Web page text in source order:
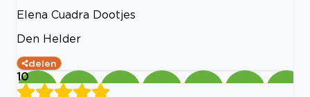
Elena Cuadra Dootjes
Den Helder
delen
10